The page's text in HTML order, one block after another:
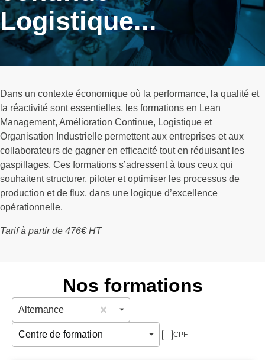
Logistique...
Dans un contexte économique où la performance, la qualité et
la réactivité sont essentielles, les formations en Lean
Management, Amélioration Continue, Logistique et
Organisation Industrielle permettent aux entreprises et aux
collaborateurs de gagner en efficacité tout en réduisant les
gaspillages. Ces formations s’adressent à tous ceux qui
souhaitent structurer, piloter et optimiser les processus de
production et de flux, dans une logique d’excellence
opérationnelle.
Tarif à partir de 476€ HT
Nos formations
Alternance
Centre de formation CPF